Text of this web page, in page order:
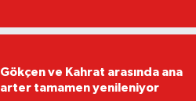
Gökçen ve Kahrat arasında ana
arter tamamen yenileniyor